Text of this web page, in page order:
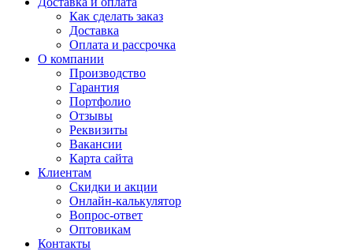
Как сделать заказ
Доставка
Оплата и рассрочка
О компании
Производство
Гарантия
Портфолио
Отзывы
Реквизиты
Вакансии
Карта сайта
Клиентам
Скидки и акции
Онлайн-калькулятор
Вопрос-ответ
Оптовикам
Контакты